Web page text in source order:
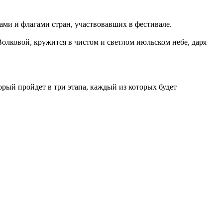
и флагами стран, участвовавших в фестивале.
кружится в чистом и светлом июльском небе, даря
пройдет в три этапа, каждый из которых будет